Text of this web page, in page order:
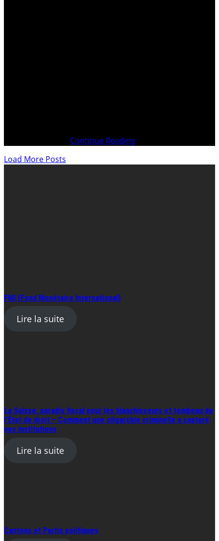
Continue Reading
Load More Posts
FMI (Fond Monétaire International)
Lire la suite
La Suisse, paradis fiscal pour les blanchisseurs et tombeau de
l’État de droit – Comment une oligarchie criminelle a capturé
nos institutions
Lire la suite
Cantons et Partis politiques